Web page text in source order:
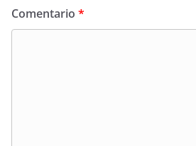
Comentario *